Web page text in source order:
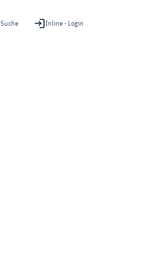
Suche Inline - Login